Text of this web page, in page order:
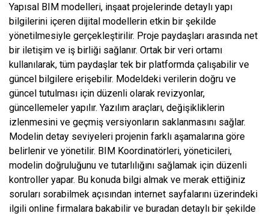
Yapısal BIM modelleri, inşaat projelerinde detaylı yapı
bilgilerini içeren dijital modellerin etkin bir şekilde
yönetilmesiyle gerçekleştirilir. Proje paydaşları arasında net
bir iletişim ve iş birliği sağlanır. Ortak bir veri ortamı
kullanılarak, tüm paydaşlar tek bir platformda çalışabilir ve
güncel bilgilere erişebilir. Modeldeki verilerin doğru ve
güncel tutulması için düzenli olarak revizyonlar,
güncellemeler yapılır. Yazılım araçları, değişikliklerin
izlenmesini ve geçmiş versiyonların saklanmasını sağlar.
Modelin detay seviyeleri projenin farklı aşamalarına göre
belirlenir ve yönetilir. BIM Koordinatörleri, yöneticileri,
modelin doğruluğunu ve tutarlılığını sağlamak için düzenli
kontroller yapar. Bu konuda bilgi almak ve merak ettiğiniz
soruları sorabilmek açısından internet sayfalarını üzerindeki
ilgili online firmalara bakabilir ve buradan detaylı bir şekilde